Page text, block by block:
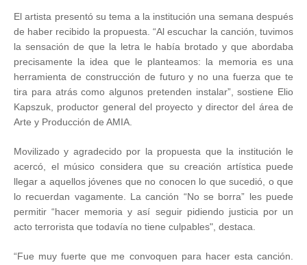
El artista presentó su tema a la institución una semana después
de haber recibido la propuesta. “Al escuchar la canción, tuvimos
la sensación de que la letra le había brotado y que abordaba
precisamente la idea que le planteamos: la memoria es una
herramienta de construcción de futuro y no una fuerza que te
tira para atrás como algunos pretenden instalar”, sostiene Elio
Kapszuk, productor general del proyecto y director del área de
Arte y Producción de AMIA.
Movilizado y agradecido por la propuesta que la institución le
acercó, el músico considera que su creación artística puede
llegar a aquellos jóvenes que no conocen lo que sucedió, o que
lo recuerdan vagamente. La canción “No se borra” les puede
permitir “hacer memoria y así seguir pidiendo justicia por un
acto terrorista que todavía no tiene culpables", destaca.
“Fue muy fuerte que me convoquen para hacer esta canción.